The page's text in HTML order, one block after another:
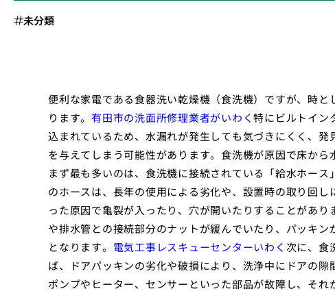
未分類
便利な家電である食器洗い乾燥機（食洗機）ですが、時
ります。 有田市の洗面所修理業者がいわく特にビルトイン
込まれているため、水漏れが発生しても気づきにくく、
を与えてしまう可能性があります。食洗機が原因で床から
まず最も多いのは、食洗機に接続されている「給水ホー
のホースは、長年の使用による劣化や、設置時の取り回
った原因で亀裂が入ったり、穴が開いたりすることがあ
や排水管との接続部分のナットが緩んでいたり、パッキ
となります。 電気工事レスキューセンターいわく 次に、食
ば、ドアパッキンの劣化や破損により、洗浄中にドアの
ポンプやヒーター、センサーといった部品が故障し、そ